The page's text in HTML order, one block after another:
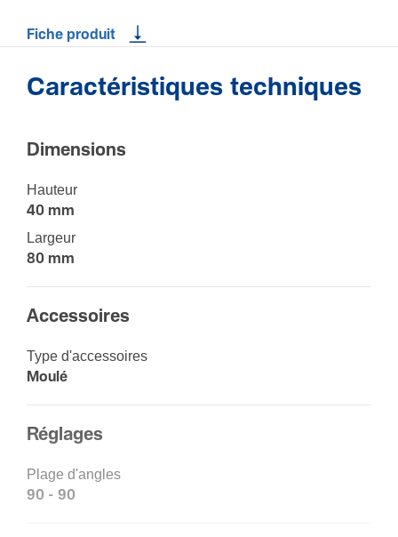
Fiche produit
Caractéristiques techniques
Dimen­sions
Hauteur
40 mm
Largeur
80 mm
Acces­soires
Type d'ac­ces­soires
Moulé
Réglages
Plage d'angles
90 - 90